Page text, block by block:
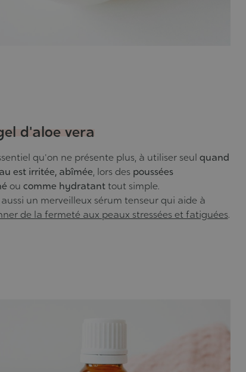
d'aloe vera
qu'on ne présente plus, à utiliser seul quand
est irritée, abîmée, lors des poussées
ou comme hydratanttout simple.
un merveilleux sérum tenseur qui aide à
de la fermeté aux peaux stressées et fatiguées.